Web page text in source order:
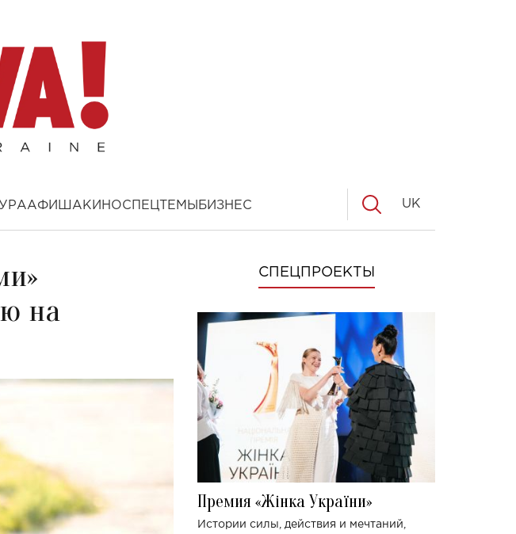
АФИША КИНОСПЕЦТЕМЫ БИЗНЕС UK
на
СПЕЦПРОЕКТЫ
Премия «Жінка України»
Истории силы, действия и мечтаний,